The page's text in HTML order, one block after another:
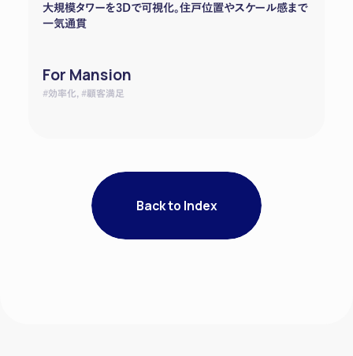
大規模タワーを3Dで可視化。住戸位置やスケール感まで
一気通貫
For Mansion
#効率化, #顧客満足
Back to Index